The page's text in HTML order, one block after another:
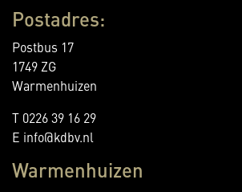
Postadres:
Postbus 17
1749 ZG
Warmenhuizen
T 0226 39 16 29
E info@kdbv.nl
Warmenhuizen